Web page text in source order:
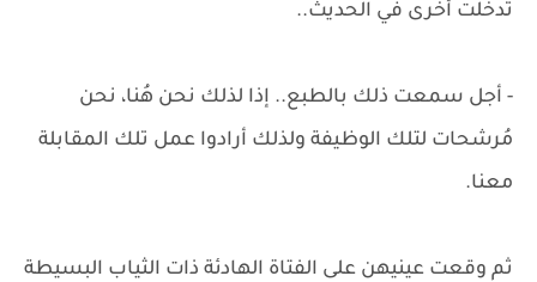
تدخلت أخرى في الحديث..
- أجل سمعت ذلك بالطبع.. إذا لذلك نحن هُنا، نحن
مُرشحات لتلك الوظيفة ولذلك أرادوا عمل تلك المقابلة
معنا.
ثم وقعت عينيهن على الفتاة الهادئة ذات الثياب البسيطة